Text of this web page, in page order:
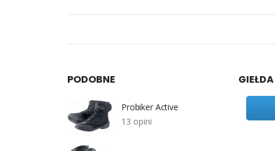
PODOBNE
Probiker Active
13 opini
GIEŁDA